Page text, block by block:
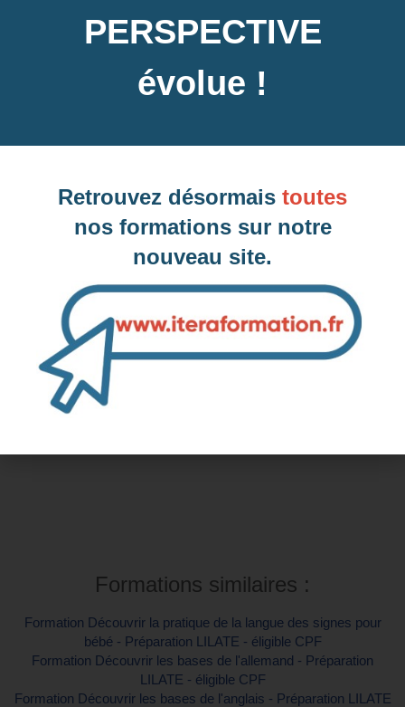
Contactez-nous pour en savoir plus
Neuilly-sur-Seine, 92 (Hauts-de-Seine)
Inter-entreprise
Contactez-nous pour demander votre inscription
Formations similaires :
Formation Découvrir la pratique de la langue des signes pour
bébé - Préparation LILATE - éligible CPF
Formation Découvrir les bases de l'allemand - Préparation
LILATE - éligible CPF
Formation Découvrir les bases de l'anglais - Préparation LILATE
PERSPECTIVE
évolue !
Retrouvez désormais toutes
nos formations sur notre
nouveau site.